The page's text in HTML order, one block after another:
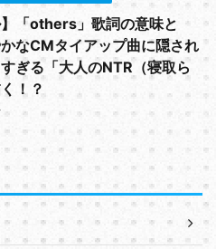
】「others」歌詞の意味と
なCMタイアップ曲に隠され
ぎる「大人のNTR（寝取ら
！？